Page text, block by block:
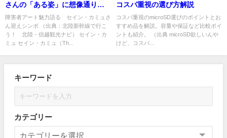
さんの「ある姿」に想像通りと
いう声が続出する
障害者アート魅力語る セイン・カミュさ
ん迎えシンポ （出典：北陸新幹線で行こ
う！ 北陸・信越観光ナビ） セイン・カ
ミュ セイン・カミュ（Th...
コスパ重視の選び方解説
コスパ重視のmicroSD選びのポイントとお
すすめ品を解説。容量や保証など比較ポイ
ントも紹介。 （出典 microSD欲しいんや
けど、コスパ...
キーワード
カテゴリー